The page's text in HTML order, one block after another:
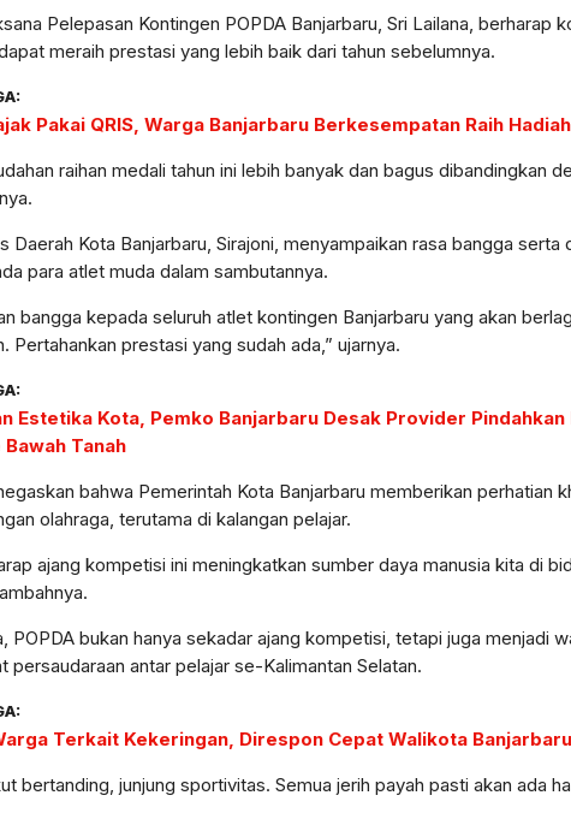
Pelepasan Kontingen POPDA Banjarbaru, Sri Lailana, berharap
meraih prestasi yang lebih baik dari tahun sebelumnya.
Pakai QRIS, Warga Banjarbaru Berkesempatan Raih
raihan medali tahun ini lebih banyak dan bagus dibandingkan
Daerah Kota Banjarbaru, Sirajoni, menyampaikan rasa bangga serta
para atlet muda dalam sambutannya.
bangga kepada seluruh atlet kontingen Banjarbaru yang akan
Pertahankan prestasi yang sudah ada,” ujarnya.
Estetika Kota, Pemko Banjarbaru Desak Provider Pindahkan
Tanah
bahwa Pemerintah Kota Banjarbaru memberikan perhatian
olahraga, terutama di kalangan pelajar.
ajang kompetisi ini meningkatkan sumber daya manusia kita di
POPDA bukan hanya sekadar ajang kompetisi, tetapi juga menjadi
persaudaraan antar pelajar se-Kalimantan Selatan.
Terkait Kekeringan, Direspon Cepat Walikota Banjarbaru
bertanding, junjung sportivitas. Semua jerih payah pasti akan ada